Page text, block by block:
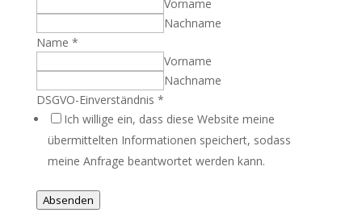
Vorname
Nachname
Name *
Vorname
Nachname
DSGVO-Einverständnis *
Ich willige ein, dass diese Website meine
übermittelten Informationen speichert, sodass
meine Anfrage beantwortet werden kann.
Absenden